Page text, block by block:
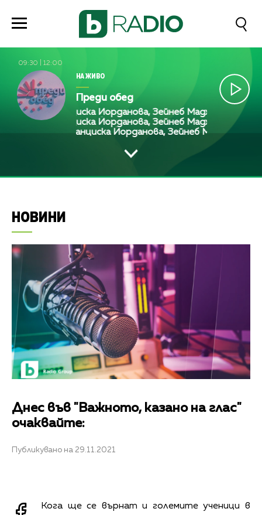
09:30 12:00
НА ЖИВО
Преди обед
Франциска Йорданова, Зейнеб Маджурова, Оля
Франциска Йорданова, Зейнеб Маджурова, Оля
Франциска Йорданова, Зейнеб Маджурова,
НОВИНИ
Днес във "Важното, казано на глас"
очаквайте:
Публикувано на 29.11.2021
Кога ще се върнат и големите ученици в